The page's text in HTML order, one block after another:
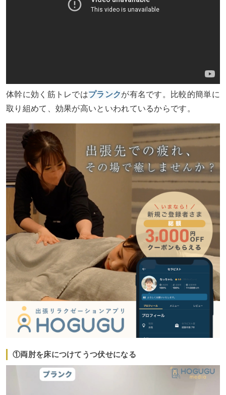
体幹に効く筋トレではプランクが有名です。比較的簡単に
取り組めて、効果が高いといわれているからです。
①両肘を床につけてうつ伏せになる